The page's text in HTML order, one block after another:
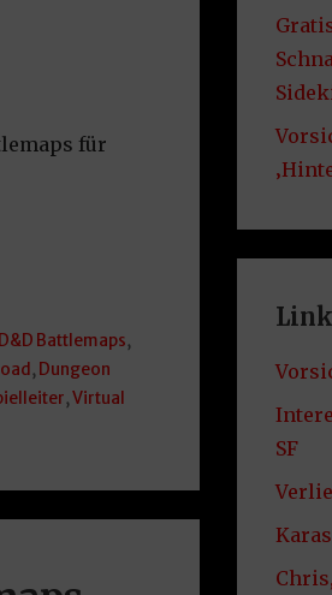
für
D&D Battlemaps,
, Dungeon
,Virtual
SF